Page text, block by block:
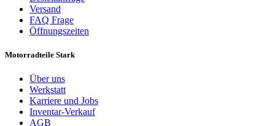
Versand
FAQ Frage
Öffnungszeiten
Motorradteile Stark
Über uns
Werkstatt
Karriere und Jobs
Inventar-Verkauf
AGB